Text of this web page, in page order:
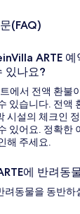
(FAQ)
ARTE
있나요?
에서 전액 환불
있습니다. 전액
시설의 체크인
있어요. 정확한
해 주세요.
에 반려동
려동물을 동반하